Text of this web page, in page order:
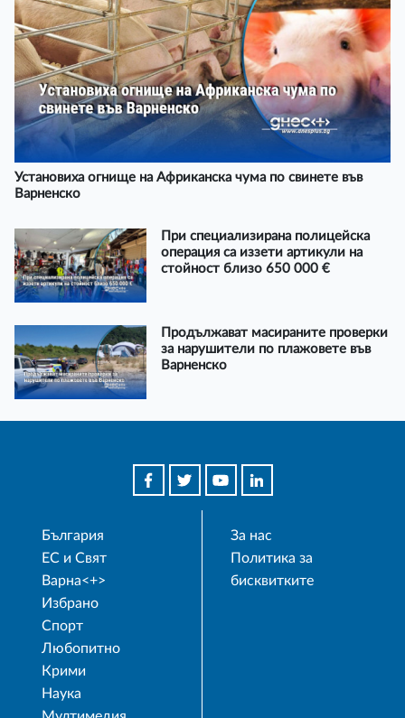
Установиха огнище на Африканска чума по свинете във
Варненско
При специализирана полицейска
операция са иззети артикули на
стойност близо 650 000 €
Продължават масираните проверки
за нарушители по плажовете във
Варненско
България
ЕС и Свят
Варна<+>
Избрано
Спорт
Любопитно
Крими
Наука
За нас
Политика за
бисквитките